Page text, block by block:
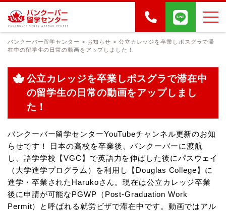
バンクーバー留学センター > お知らせ > 公立カレッジを卒業しポスグラで滞
在中の留学生の日常の動画をアップしました！
公立カレッジを卒業しポスグラで滞在中
の留学生の日常の動画をアップしまし
た！
バンクーバー留学センターYouTubeチャンネル更新のお知
らせです！ 日本の高校を卒業後、バンクーバーに渡航
し、語学学校【VGC】で英語力を伸ばした後にパスウェイ
（大学進学プログラム）を利用し【Douglas College】に
進学・卒業されたHarukoさん。現在は公立カレッジ卒業
後に申請が可能なPGWP（Post-Graduation Work
Permit）と呼ばれる就労ビザで滞在中です。動画ではアル